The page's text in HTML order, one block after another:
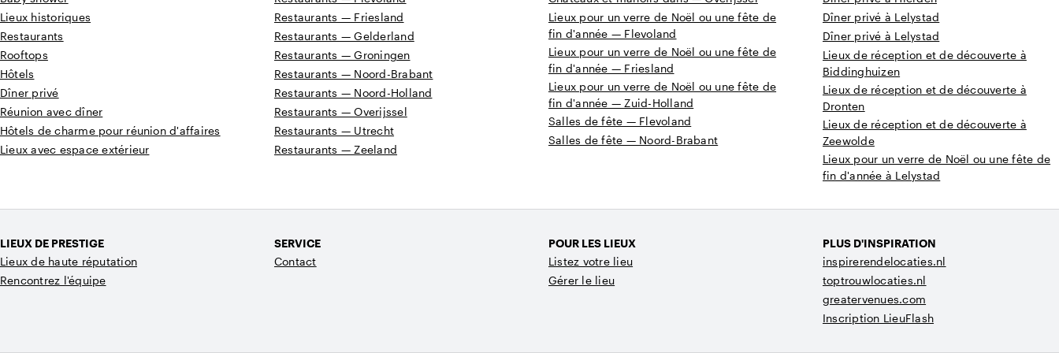
Lieux historiques
Restaurants
Rooftops
Hôtels
Dîner privé
Réunion avec dîner
Hôtels de charme pour réunion d'affaires
Lieux avec espace extérieur
Restaurants — Friesland
Restaurants — Gelderland
Restaurants — Groningen
Restaurants — Noord-Brabant
Restaurants — Noord-Holland
Restaurants — Overijssel
Restaurants — Utrecht
Restaurants — Zeeland
Lieux pour un verre de Noël ou une fête de
fin d'année — Flevoland
Lieux pour un verre de Noël ou une fête de
fin d'année — Friesland
Lieux pour un verre de Noël ou une fête de
fin d'année — Zuid-Holland
Salles de fête — Flevoland
Salles de fête — Noord-Brabant
Dîner privé à Lelystad
Dîner privé à Lelystad
Lieux de réception et de découverte à
Biddinghuizen
Lieux de réception et de découverte à
Dronten
Lieux de réception et de découverte à
Zeewolde
Lieux pour un verre de Noël ou une fête de
fin d'année à Lelystad
LIEUX DE PRESTIGE
Lieux de haute réputation
Rencontrez l'équipe
SERVICE
Contact
POUR LES LIEUX
Listez votre lieu
Gérer le lieu
PLUS D'INSPIRATION
inspirerendelocaties.nl
toptrouwlocaties.nl
greatervenues.com
Inscription LieuFlash